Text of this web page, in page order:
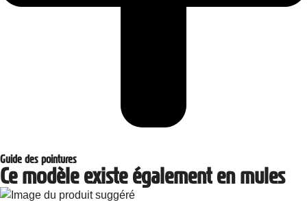
Guide des pointures
Ce modèle existe également en mules